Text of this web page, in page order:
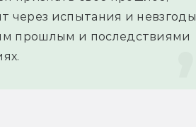
через испытания и невзгоды
прошлым и последствиями